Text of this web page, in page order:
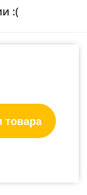
:(
товара